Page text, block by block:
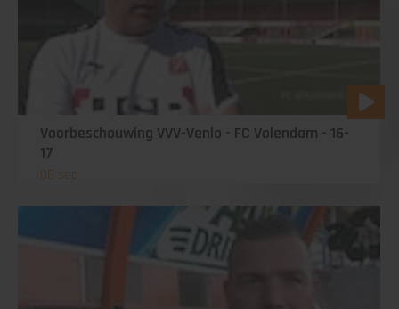
Voorbeschouwing VVV-Venlo - FC Volendam - 16-
17
08 sep